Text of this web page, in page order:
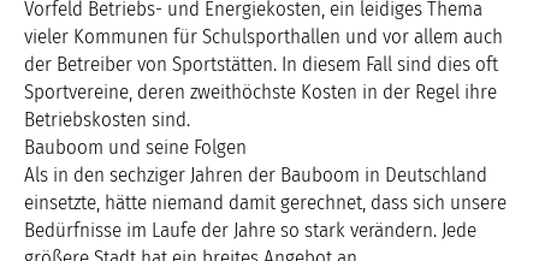
Vorfeld Betriebs- und Energiekosten, ein leidiges Thema
vieler Kommunen für Schulsporthallen und vor allem auch
der Betreiber von Sportstätten. In diesem Fall sind dies oft
Sportvereine, deren zweithöchste Kosten in der Regel ihre
Betriebskosten sind.
Bauboom und seine Folgen
Als in den sechziger Jahren der Bauboom in Deutschland
einsetzte, hätte niemand damit gerechnet, dass sich unsere
Bedürfnisse im Laufe der Jahre so stark verändern. Jede